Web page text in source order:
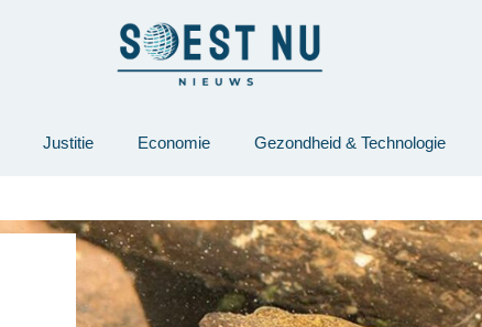
Justitie Economie Gezondheid & Technologie